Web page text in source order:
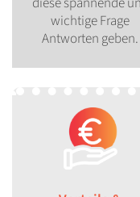
wichtige Frage
Antworten geben.